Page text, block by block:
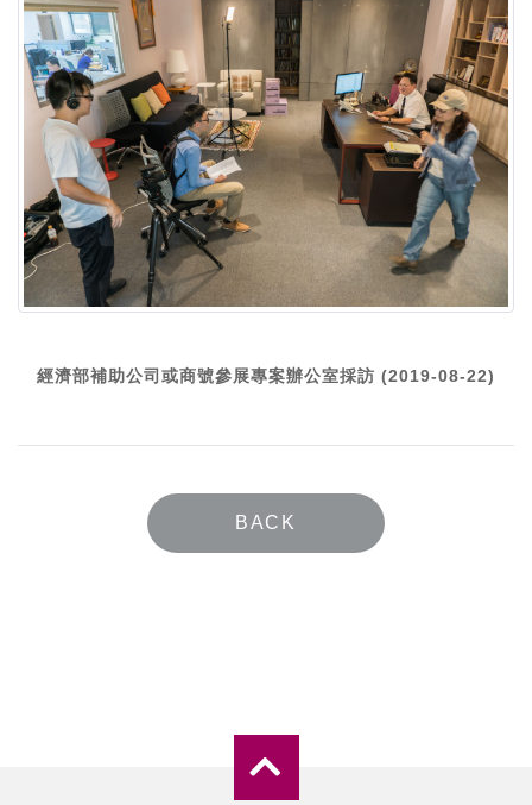
經濟部補助公司或商號參展專案辦公室採訪 (2019-08-22)
BACK